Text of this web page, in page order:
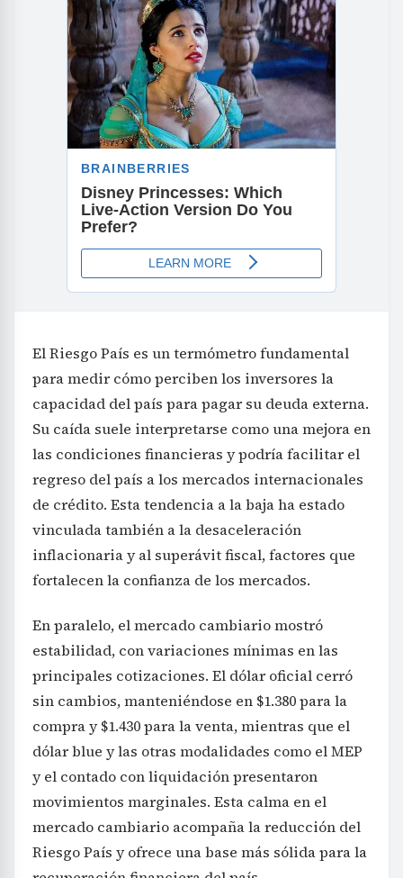
El Riesgo País es un termómetro fundamental
para medir cómo perciben los inversores la
capacidad del país para pagar su deuda externa.
Su caída suele interpretarse como una mejora en
las condiciones financieras y podría facilitar el
regreso del país a los mercados internacionales
de crédito. Esta tendencia a la baja ha estado
vinculada también a la desaceleración
inflacionaria y al superávit fiscal, factores que
fortalecen la confianza de los mercados.
En paralelo, el mercado cambiario mostró
estabilidad, con variaciones mínimas en las
principales cotizaciones. El dólar oficial cerró
sin cambios, manteniéndose en $1.380 para la
compra y $1.430 para la venta, mientras que el
dólar blue y las otras modalidades como el MEP
y el contado con liquidación presentaron
movimientos marginales. Esta calma en el
mercado cambiario acompaña la reducción del
Riesgo País y ofrece una base más sólida para la